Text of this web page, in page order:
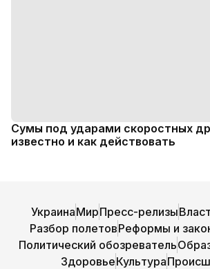
Сумы под ударами скоростных
известно и как действовать
УкраинаМирПресс-релизы
Разбор полетовРеформы и
Политический обозреватель
ЗдоровьеКультура